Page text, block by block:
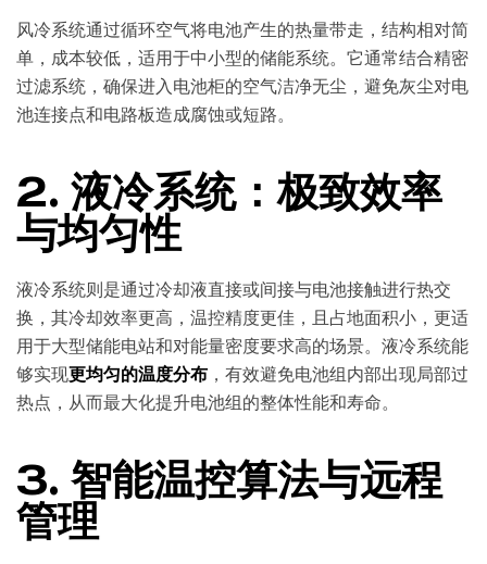
风冷系统通过循环空气将电池产生的热量带走，结构相对简
单，成本较低，适用于中小型的储能系统。它通常结合精密
过滤系统，确保进入电池柜的空气洁净无尘，避免灰尘对电
池连接点和电路板造成腐蚀或短路。
2. 液冷系统：极致效率
与均匀性
液冷系统则是通过冷却液直接或间接与电池接触进行热交
换，其冷却效率更高，温控精度更佳，且占地面积小，更适
用于大型储能电站和对能量密度要求高的场景。液冷系统能
够实现更均匀的温度分布 ，有效避免电池组内部出现局部过
热点，从而最大化提升电池组的整体性能和寿命。
3. 智能温控算法与远程
管理